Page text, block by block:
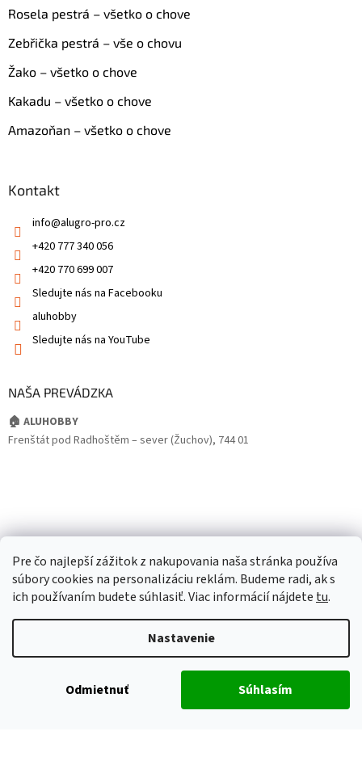
Pre čo najlepší zážitok z nakupovania naša stránka používa
súbory cookies na personalizáciu reklám. Budeme radi, ak s
ich používaním budete súhlasiť. Viac informácií nájdete tu.
Nastavenie
Odmietnuť Súhlasím
Rosela pestrá – všetko o chove
Zebřička pestrá – vše o chovu
Žako – všetko o chove
Kakadu – všetko o chove
Amazoňan – všetko o chove
Kontakt
info@alugro-pro.cz
+420 777 340 056
+420 770 699 007
Sledujte nás na Facebooku
aluhobby
Sledujte nás na YouTube
NAŠA PREVÁDZKA
🏠 ALUHOBBY
Frenštát pod Radhoštěm – sever (Žuchov), 744 01